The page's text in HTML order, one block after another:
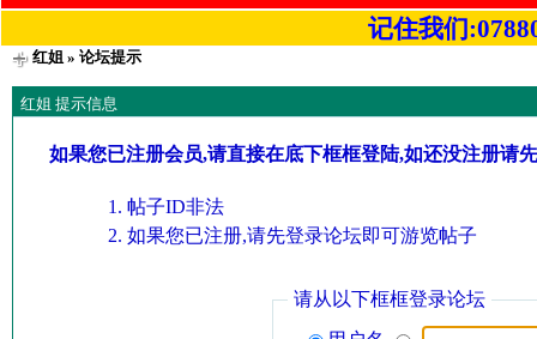
记住我们
红姐» 论坛提示
红姐 提示信息
如果您已注册会员,请直接在底下框框登陆,如还没注册请
帖子ID非法
如果您已注册,请先登录论坛即可游览帖子
请从以下框框登录论坛